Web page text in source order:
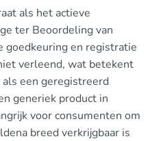
als het actieve
ter Beoordeling van
goedkeuring en registratie
verleend, wat betekent
een geregistreerd
generiek product in
voor consumenten om
breed verkrijgbaar is